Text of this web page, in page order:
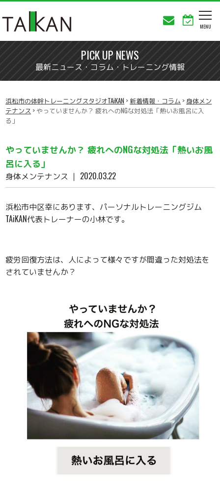
PICK UP NEWS
最新ニュース・コラム・トレーニング情報
浜松市の体幹トレーニングスタジオTAiKAN >新着情報・コラム >身体メン
テナンス > やっていませんか？ 疲れへのNGな対処法「熱いお風呂に入
る」
やっていませんか？ 疲れへのNGな対処法「熱いお風
呂に入る」
身体メンテナンス ｜ 2020.03.22
浜松市中区幸にあります、パーソナルトレーニングジム
TAiKAN代表トレーナーの小林です。
疲労回復方法は、人によって様々ですが間違った対処法を
されていませんか？